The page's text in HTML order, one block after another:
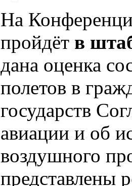
На
пройдёт в
дана оценка
полетов в
государств
авиации и об
воздушного
представлены